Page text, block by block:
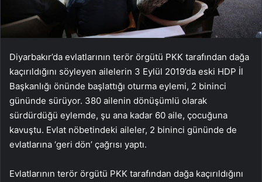
Diyarbakır’da evlatlarının terör örgütü PKK tarafından dağa
kaçırıldığını söyleyen ailelerin 3 Eylül 2019’da eski HDP İl
Başkanlığı önünde başlattığı oturma eylemi, 2 bininci
gününde sürüyor. 380 ailenin dönüşümlü olarak
sürdürdüğü eylemde, şu ana kadar 60 aile, çocuğuna
kavuştu. Evlat nöbetindeki aileler, 2 bininci gününde de
evlatlarına ‘geri dön’ çağrısı yaptı.
Evlatlarının terör örgütü PKK tarafından dağa kaçırıldığını